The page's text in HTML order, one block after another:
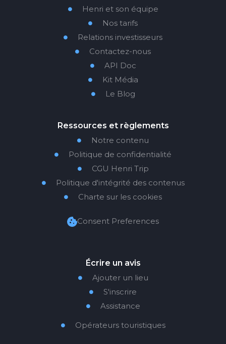
 Henri et son équipe
 Nos tarifs
 Relations investisseurs
 Contactez-nous
 API Doc
 Kit Média
 Le Blog
Ressources et règlements
 Notre contenu
 Politique de confidentialité
 CGU Henri Trip
 Politique d'intégrité des contenus
 Charte sur les cookies
Consent Preferences
Écrire un avis
 Ajouter un lieu
 S'inscrire
 Assistance
 Opérateurs touristiques